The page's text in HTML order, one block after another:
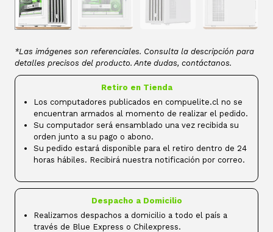
*Las imágenes son referenciales. Consulta la descripción para
detalles precisos del producto. Ante dudas, contáctanos.
Retiro en Tienda
Los computadores publicados en compuelite.cl no se
encuentran armados al momento de realizar el pedido.
Su computador será ensamblado una vez recibida su
orden junto a su pago o abono.
Su pedido estará disponible para el retiro dentro de 24
horas hábiles. Recibirá nuestra notificación por correo.
Despacho a Domicilio
Realizamos despachos a domicilio a todo el país a
través de Blue Express o Chilexpress.